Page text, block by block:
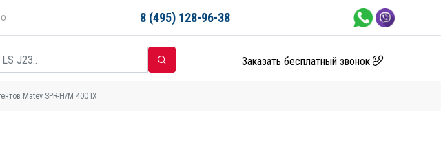
8 (495) 128-96-38
Заказать бесплатный звонок
Matev SPR-H/M 400 IX